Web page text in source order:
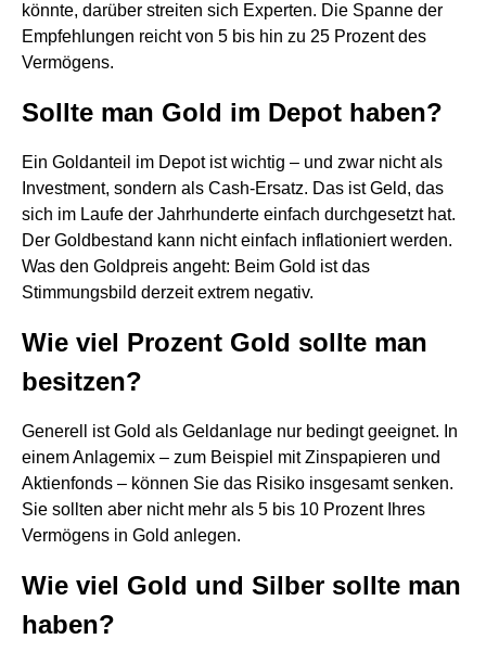
könnte, darüber streiten sich Experten. Die Spanne der
Empfehlungen reicht von 5 bis hin zu 25 Prozent des
Vermögens.
Sollte man Gold im Depot haben?
Ein Goldanteil im Depot ist wichtig – und zwar nicht als
Investment, sondern als Cash-Ersatz. Das ist Geld, das
sich im Laufe der Jahrhunderte einfach durchgesetzt hat.
Der Goldbestand kann nicht einfach inflationiert werden.
Was den Goldpreis angeht: Beim Gold ist das
Stimmungsbild derzeit extrem negativ.
Wie viel Prozent Gold sollte man
besitzen?
Generell ist Gold als Geldanlage nur bedingt geeignet. In
einem Anlagemix – zum Beispiel mit Zinspapieren und
Aktienfonds – können Sie das Risiko insgesamt senken.
Sie sollten aber nicht mehr als 5 bis 10 Prozent Ihres
Vermögens in Gold anlegen.
Wie viel Gold und Silber sollte man
haben?